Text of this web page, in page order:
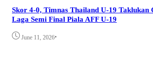
Skor 4-0, Timnas Thailand U-19 Taklukan
Laga Semi Final Piala AFF U-19
June 11, 2026•